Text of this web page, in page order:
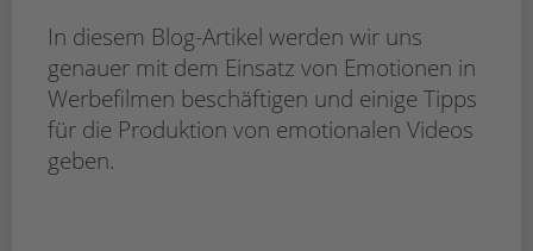
In diesem Blog-Artikel werden wir uns
genauer mit dem Einsatz von Emotionen in
Werbefilmen beschäftigen und einige Tipps
für die Produktion von emotionalen Videos
geben.